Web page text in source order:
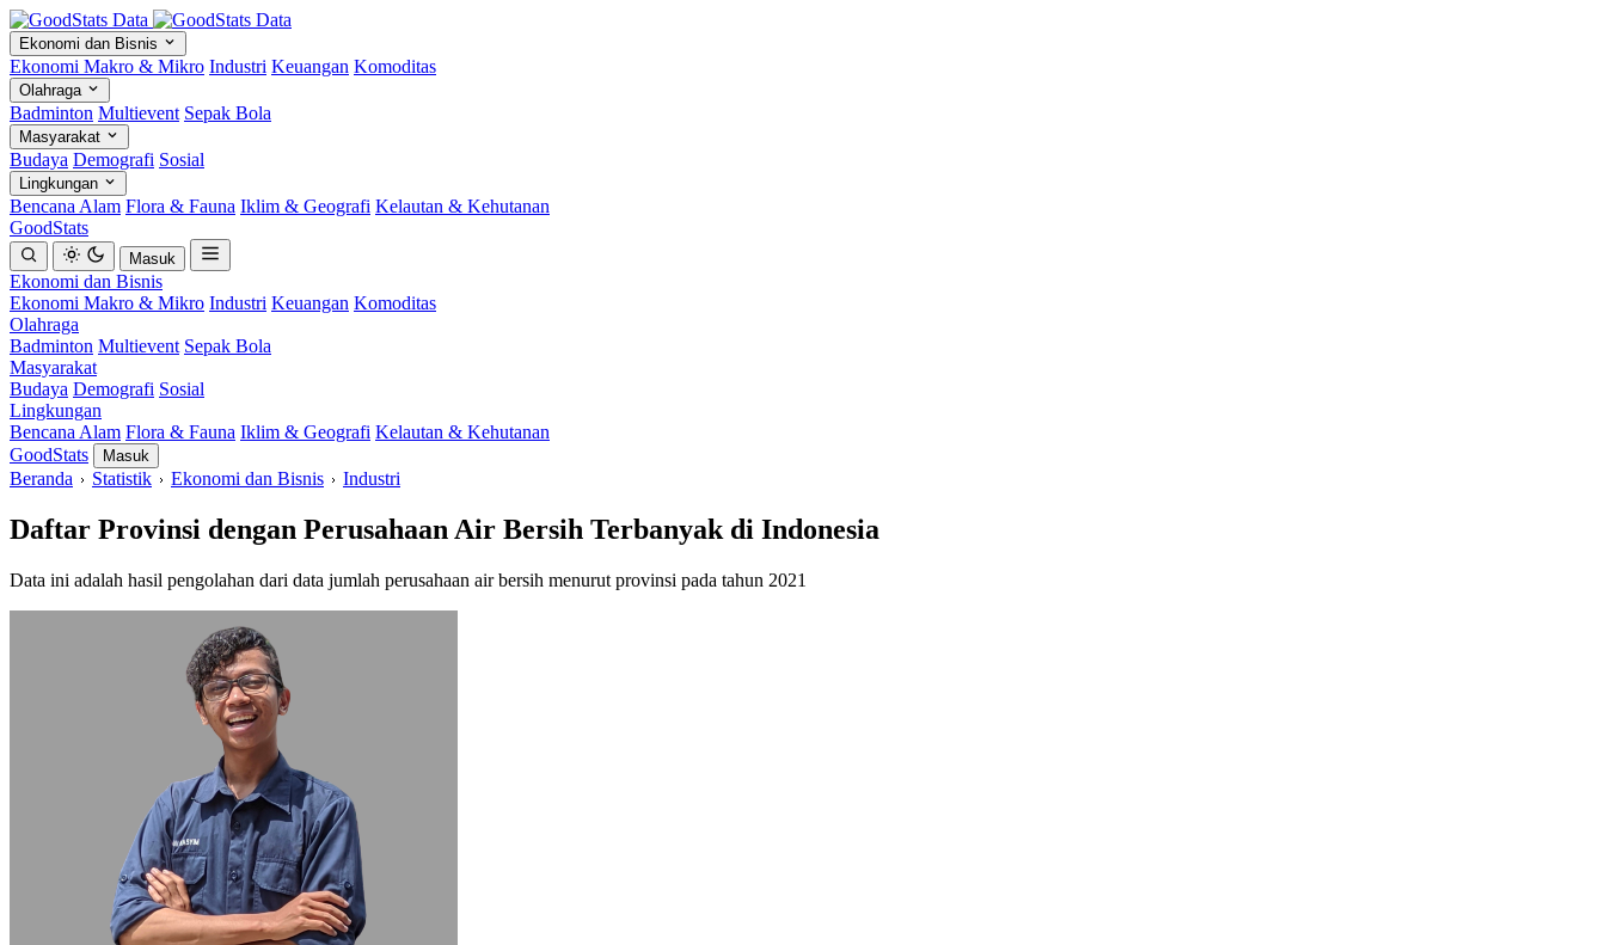
Ekonomi dan Bisnis
Ekonomi Makro & Mikro Industri Keuangan Komoditas
Olahraga
Badminton Multievent Sepak Bola
Masyarakat
Budaya Demografi Sosial
Lingkungan
Bencana Alam Flora & Fauna Iklim & Geografi Kelautan & Kehutanan
GoodStats
Masuk
Ekonomi dan Bisnis
Ekonomi Makro & Mikro Industri Keuangan Komoditas
Olahraga
Badminton Multievent Sepak Bola
Masyarakat
Budaya Demografi Sosial
Lingkungan
Bencana Alam Flora & Fauna Iklim & Geografi Kelautan & Kehutanan
GoodStats
Masuk
Beranda Statistik Ekonomi dan Bisnis Industri
Daftar Provinsi dengan Perusahaan Air Bersih Terbanyak di Indonesia
Data ini adalah hasil pengolahan dari data jumlah perusahaan air bersih menurut provinsi pada tahun 2021